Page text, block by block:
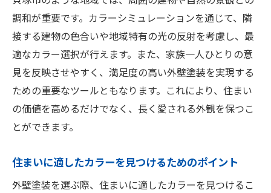
調和が重要です。カラーシミュレーションを通じて、隣
接する建物の色合いや地域特有の光の反射を考慮し、最
適なカラー選択が行えます。また、家族一人ひとりの意
見を反映させやすく、満足度の高い外壁塗装を実現する
ための重要なツールともなります。これにより、住まい
の価値を高めるだけでなく、長く愛される外観を保つこ
とができます。
住まいに適したカラーを見つけるためのポイント
外壁塗装を選ぶ際、住まいに適したカラーを見つけるこ